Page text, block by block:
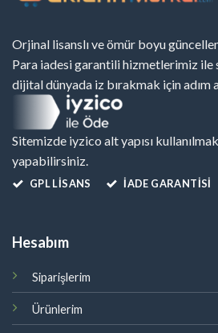
Orjinal lisanslı ve ömür boyu
Para iadesi garantili hizmetlerimiz
dijital dünyada iz bırakmak için adım
Sitemizde iyzico alt yapısı
yapabilirsiniz.
GPL LISANS İADE GARANTİSİ
Hesabım
Siparişlerim
Ürünlerim